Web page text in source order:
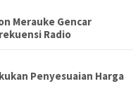
Merauke Gencar
Radio
Penyesuaian Harga